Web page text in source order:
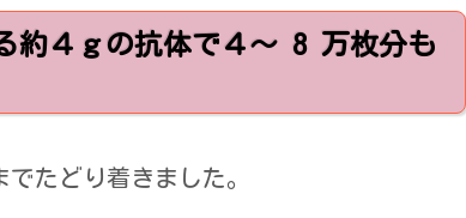
約４ｇの抗体で４～ 8 万枚分も
たどり着きました。